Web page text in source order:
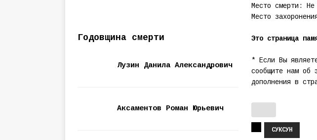
Место смерти: Не
Место
Это страница
* Если Вы
сообщите нам об
дополнения в
СУКСУН
Годовщина смерти
Лузин Данила Александрович
Аксаментов Роман Юрьевич